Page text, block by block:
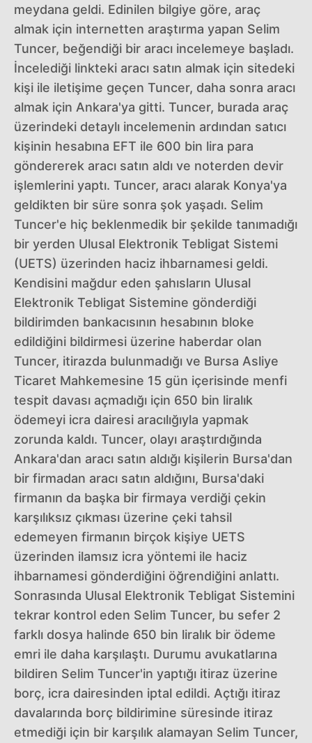
meydana geldi. Edinilen bilgiye göre, araç
almak için internetten araştırma yapan Selim
Tuncer, beğendiği bir aracı incelemeye başladı.
İncelediği linkteki aracı satın almak için sitedeki
kişi ile iletişime geçen Tuncer, daha sonra aracı
almak için Ankara'ya gitti. Tuncer, burada araç
üzerindeki detaylı incelemenin ardından satıcı
kişinin hesabına EFT ile 600 bin lira para
göndererek aracı satın aldı ve noterden devir
işlemlerini yaptı. Tuncer, aracı alarak Konya'ya
geldikten bir süre sonra şok yaşadı. Selim
Tuncer'e hiç beklenmedik bir şekilde tanımadığı
bir yerden Ulusal Elektronik Tebligat Sistemi
(UETS) üzerinden haciz ihbarnamesi geldi.
Kendisini mağdur eden şahısların Ulusal
Elektronik Tebligat Sistemine gönderdiği
bildirimden bankacısının hesabının bloke
edildiğini bildirmesi üzerine haberdar olan
Tuncer, itirazda bulunmadığı ve Bursa Asliye
Ticaret Mahkemesine 15 gün içerisinde menfi
tespit davası açmadığı için 650 bin liralık
ödemeyi icra dairesi aracılığıyla yapmak
zorunda kaldı. Tuncer, olayı araştırdığında
Ankara'dan aracı satın aldığı kişilerin Bursa'dan
bir firmadan aracı satın aldığını, Bursa'daki
firmanın da başka bir firmaya verdiği çekin
karşılıksız çıkması üzerine çeki tahsil
edemeyen firmanın birçok kişiye UETS
üzerinden ilamsız icra yöntemi ile haciz
ihbarnamesi gönderdiğini öğrendiğini anlattı.
Sonrasında Ulusal Elektronik Tebligat Sistemini
tekrar kontrol eden Selim Tuncer, bu sefer 2
farklı dosya halinde 650 bin liralık bir ödeme
emri ile daha karşılaştı. Durumu avukatlarına
bildiren Selim Tuncer'in yaptığı itiraz üzerine
borç, icra dairesinden iptal edildi. Açtığı itiraz
davalarında borç bildirimine süresinde itiraz
etmediği için bir karşılık alamayan Selim Tuncer,